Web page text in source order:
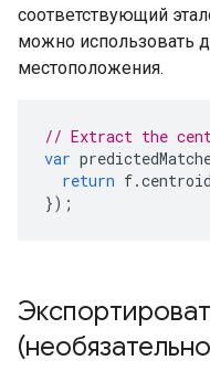
соответствующий
можно использовать
местоположения.
// Extract the
var
return f.centroid
});